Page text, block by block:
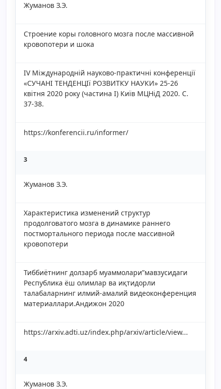
Жуманов З.Э.
Строение коры головного мозга после массивной
кровопотери и шока
IV Мiждународнiй науково-практичнi конференцiï
«СУЧАHI ТЕНДЕНЦIï РОЗВИТКУ НАУКИ» 25-26
квiтня 2020 року (частина I) Киïв МЦНiД 2020. С.
37-38.
https://konferencii.ru/informer/
3
Жуманов З.Э.
Характеристика изменений структур
продолговатого мозга в динамике раннего
постмортального периода после массивной
кровопотери
Тиббиётнинг долзарб муаммолари”мавзусидаги
Республика ёш олимлар ва иқтидорли
талабаларнинг илмий-амалий видеоконференция
материаллари.Андижон 2020
https://arxiv.adti.uz/index.php/arxiv/article/view...
4
Жуманов З.Э.